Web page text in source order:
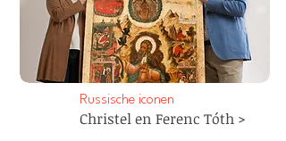
Russische iconen
Christel en Ferenc Tóth >